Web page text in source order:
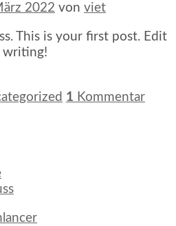
2022 von viet
This is your first post. Edit
writing!
1 Kommentar